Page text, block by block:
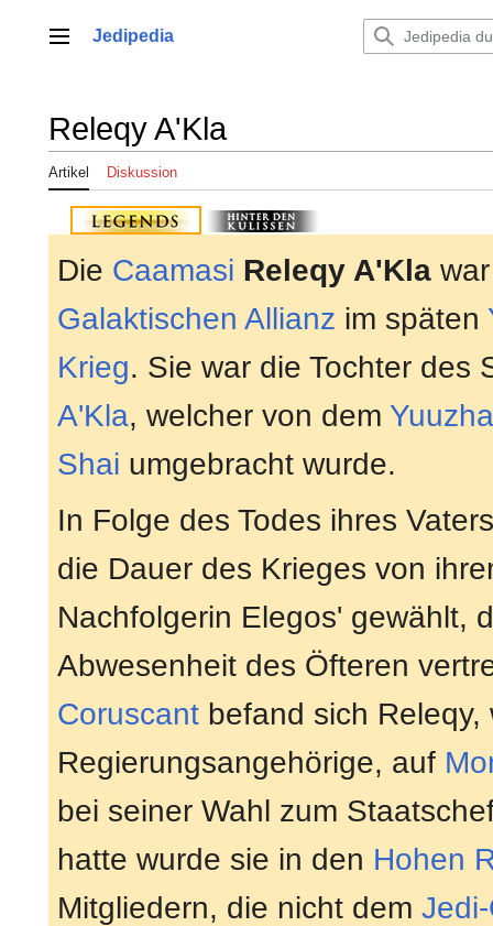
springenHauptmenü
Jedipedia
Releqy A'Kla
Artikel Diskussion
Die Caamasi Releqy A'Kla
Galaktischen Allianz im späten
Krieg. Sie war die Tochter des
A'Kla, welcher von dem
Shai umgebracht wurde.
In Folge des Todes ihres
die Dauer des Krieges von
Nachfolgerin Elegos' gewählt,
Abwesenheit des Öfteren
Coruscant befand sich
Regierungsangehörige, auf
bei seiner Wahl zum
hatte wurde sie in den Hohen
Mitgliedern, die nicht dem